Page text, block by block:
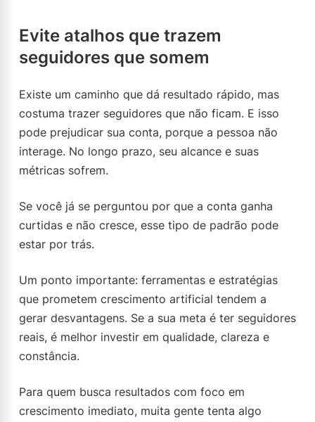
Evite atalhos que trazem
seguidores que somem
Existe um caminho que dá resultado rápido, mas
costuma trazer seguidores que não ficam. E isso
pode prejudicar sua conta, porque a pessoa não
interage. No longo prazo, seu alcance e suas
métricas sofrem.
Se você já se perguntou por que a conta ganha
curtidas e não cresce, esse tipo de padrão pode
estar por trás.
Um ponto importante: ferramentas e estratégias
que prometem crescimento artificial tendem a
gerar desvantagens. Se a sua meta é ter seguidores
reais, é melhor investir em qualidade, clareza e
constância.
Para quem busca resultados com foco em
crescimento imediato, muita gente tenta algo